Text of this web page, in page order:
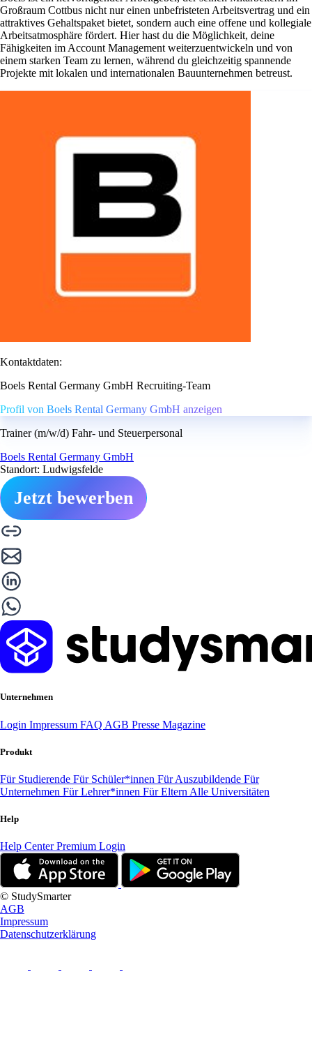
Großraum Cottbus nicht nur einen unbefristeten Arbeitsvertrag und ein
attraktives Gehaltspaket bietet, sondern auch eine offene und kollegiale
Arbeitsatmosphäre fördert. Hier hast du die Möglichkeit, deine
Fähigkeiten im Account Management weiterzuentwickeln und von
einem starken Team zu lernen, während du gleichzeitig spannende
Projekte mit lokalen und internationalen Bauunternehmen betreust.
Kontaktdaten:
Boels Rental Germany GmbH Recruiting-Team
Profil von Boels Rental Germany GmbH anzeigen
Trainer (m/w/d) Fahr- und Steuerpersonal
Boels Rental Germany GmbH
Standort: Ludwigsfelde
Jetzt bewerben
Unternehmen
Login Impressum FAQ AGB Presse Magazine
Produkt
Für Studierende Für Schüler*innen Für Auszubildende Für
Unternehmen Für Lehrer*innen Für Eltern Alle Universitäten
Help
Help CenterPremium Login
© StudySmarter
AGB
Impressum
Datenschutzerklärung